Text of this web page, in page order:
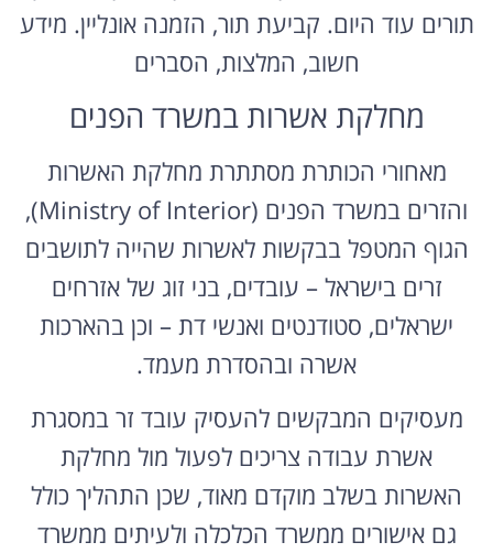
תורים עוד היום. קביעת תור, הזמנה אונליין. מידע
חשוב, המלצות, הסברים
מחלקת אשרות במשרד הפנים
מאחורי הכותרת מסתתרת מחלקת האשרות
והזרים במשרד הפנים (Ministry of Interior),
הגוף המטפל בבקשות לאשרות שהייה לתושבים
זרים בישראל – עובדים, בני זוג של אזרחים
ישראלים, סטודנטים ואנשי דת – וכן בהארכות
אשרה ובהסדרת מעמד.
מעסיקים המבקשים להעסיק עובד זר במסגרת
אשרת עבודה צריכים לפעול מול מחלקת
האשרות בשלב מוקדם מאוד, שכן התהליך כולל
גם אישורים ממשרד הכלכלה ולעיתים ממשרד